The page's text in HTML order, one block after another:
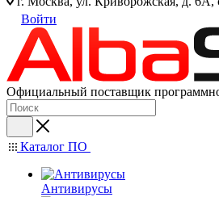
Войти
Официальный поставщик
Каталог ПО
Антивирусы